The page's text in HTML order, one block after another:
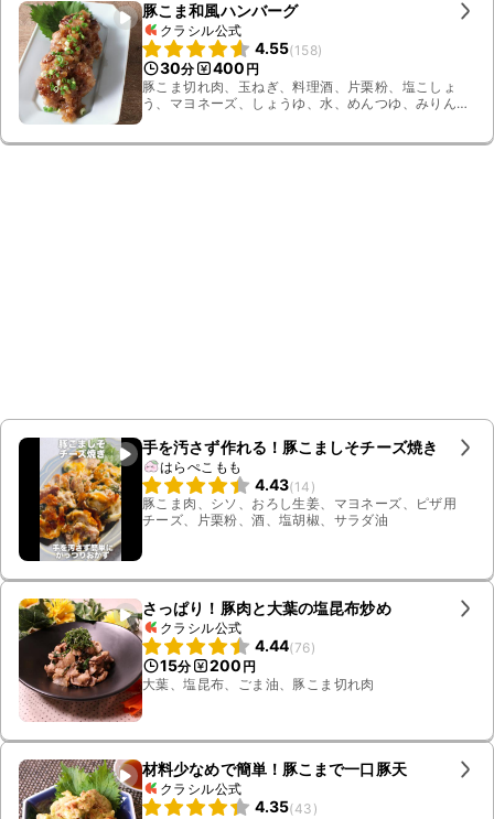
豚こま和風ハンバーグ
クラシル公式
4.55(158)
30分 400 円
豚こま切れ肉、玉ねぎ、料理酒、片栗粉、塩こしょ
う、マヨネーズ、しょうゆ、水、めんつゆ、みりん、
手を汚さず作れる！豚こましそチーズ焼き
はらぺこもも
4.43(14 )
豚こま肉、シソ、おろし生姜、マヨネーズ、ピザ用
チーズ、片栗粉、酒、塩胡椒、サラダ油
さっぱり！豚肉と大葉の塩昆布炒め
クラシル公式
4.44(76)
15分 200 円
大葉、塩昆布、ごま油、豚こま切れ肉
材料少なめで簡単！豚こまで一口豚天
クラシル公式
4.35(43 )